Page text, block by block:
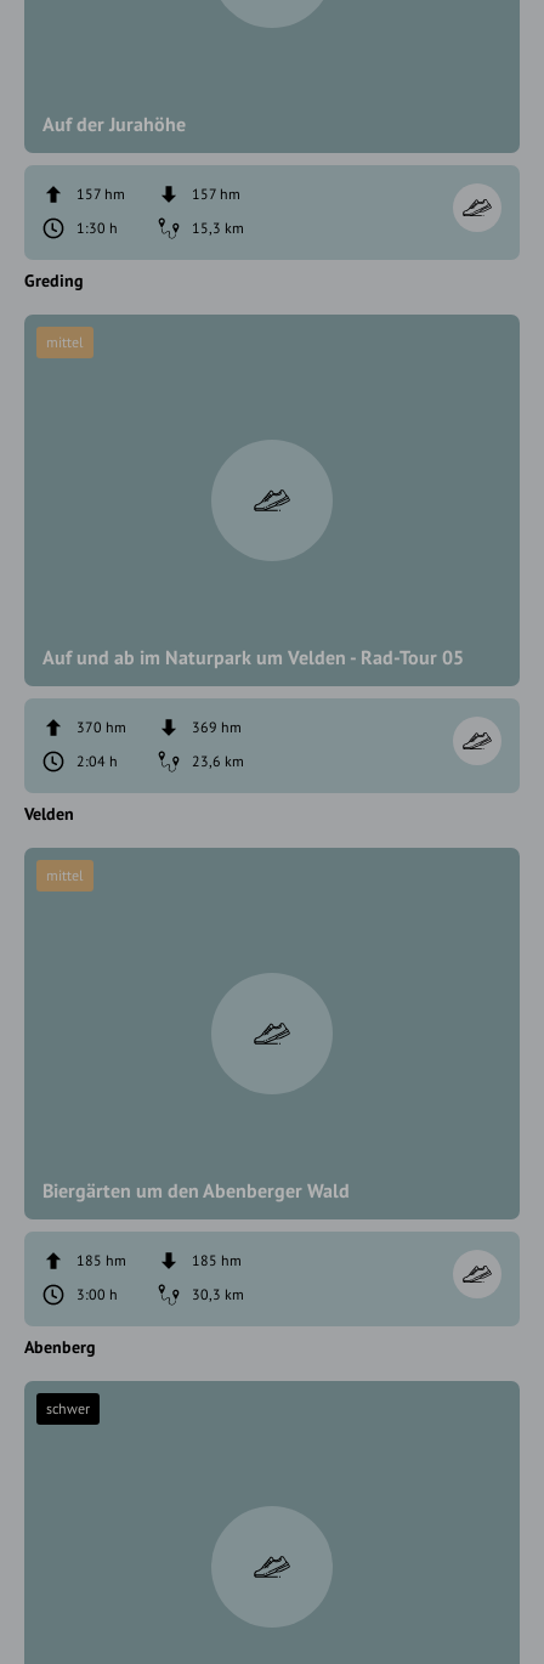
Auf der Jurahöhe
157 hm
157 hm
1:30 h
15,3 km
Greding
Auf und ab im Naturpark um Velden - Rad-Tour 05
mittel
370 hm
369 hm
2:04 h
23,6 km
Velden
Biergärten um den Abenberger Wald
mittel
185 hm
185 hm
3:00 h
30,3 km
Abenberg
schwer